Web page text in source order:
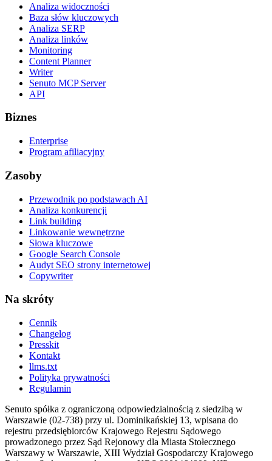
Analiza widoczności
Baza słów kluczowych
Analiza SERP
Analiza linków
Monitoring
Content Planner
Writer
Senuto MCP Server
API
Biznes
Enterprise
Program afiliacyjny
Zasoby
Przewodnik po podstawach AI
Analiza konkurencji
Link building
Linkowanie wewnętrzne
Słowa kluczowe
Google Search Console
Audyt SEO strony internetowej
Copywriter
Na skróty
Cennik
Changelog
Presskit
Kontakt
llms.txt
Polityka prywatności
Regulamin
Senuto spółka z ograniczoną odpowiedzialnością z siedzibą w
Warszawie (02-738) przy ul. Dominikańskiej 13, wpisana do
rejestru przedsiębiorców Krajowego Rejestru Sądowego
prowadzonego przez Sąd Rejonowy dla Miasta Stołecznego
Warszawy w Warszawie, XIII Wydział Gospodarczy Krajowego